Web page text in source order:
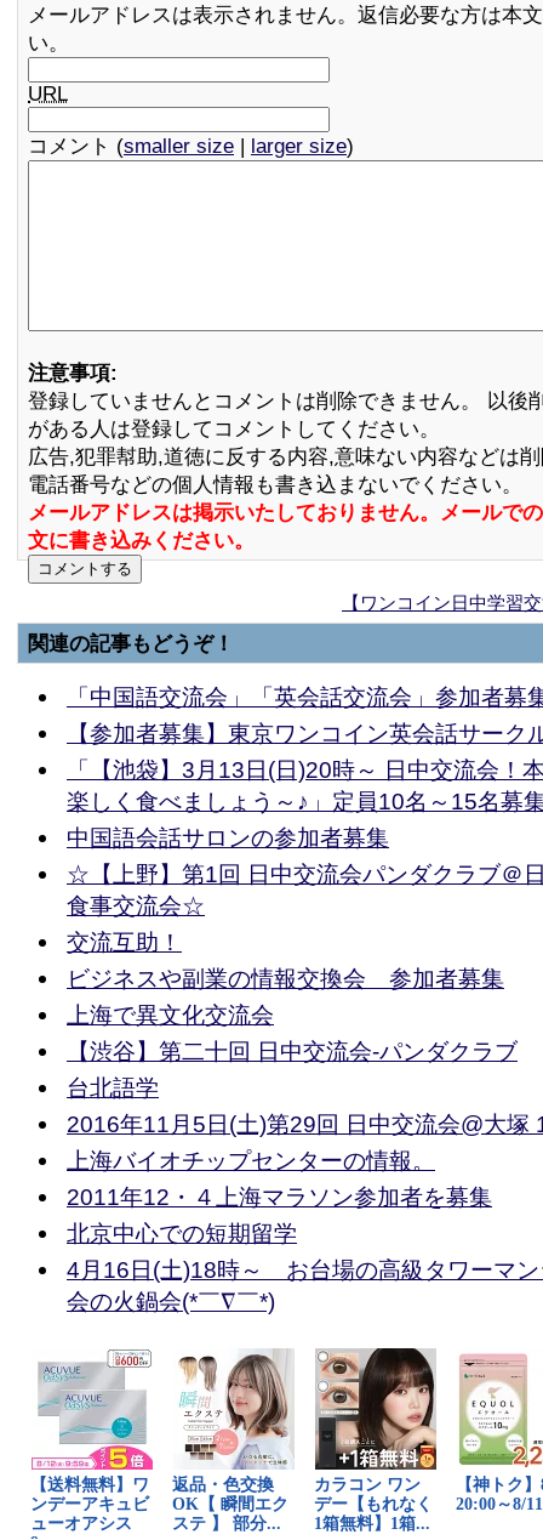
メールアドレスは表示されません。返信必要な方は本
い。
URL
コメント (smaller size | larger size)
注意事項:
登録していませんとコメントは削除できません。 以後
がある人は登録してコメントしてください。
広告,犯罪幇助,道徳に反する内容,意味ない内容などは
電話番号などの個人情報も書き込まないでください。
メールアドレスは掲示いたしておりません。メールで
文に書き込みください。
【ワンコイン日中学習
関連の記事もどうぞ！
「中国語交流会」「英会話交流会」参加者募
【参加者募集】東京ワンコイン英会話サーク
「【池袋】3月13日(日)20時～ 日中交流会！
楽しく食べましょう～♪」定員10名～15名募
中国語会話サロンの参加者募集
☆【上野】第1回 日中交流会パンダクラブ＠
食事交流会☆
交流互助！
ビジネスや副業の情報交換会 参加者募集
上海で異文化交流会
【渋谷】第二十回 日中交流会-パンダクラブ
台北語学
2016年11月5日(土)第29回 日中交流会@大塚
上海バイオチップセンターの情報。
2011年12・４上海マラソン参加者を募集
北京中心での短期留学
4月16日(土)18時～ お台場の高級タワーマン
会の火鍋会(*￣∇￣*)